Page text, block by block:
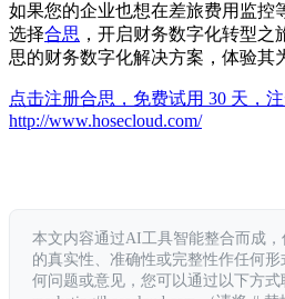
如果您的企业也想在差旅费用监控
选择合思 ，开启财务数字化转型之
思的财务数字化解决方案，体验其
点击注册合思，免费试用 30 天，注
http://www.hosecloud.com/
本文内容通过AI工具智能整合而成
的真实性、准确性或完整性作任何
何问题或意见，您可以通过以下方式